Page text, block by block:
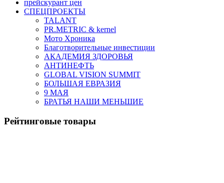
прейскурант цен
СПЕЦПРОЕКТЫ
TALANT
PR.METRIC & kernel
Мото Хроника
Благотворительные инвестиции
АКАДЕМИЯ ЗДОРОВЬЯ
АНТИНЕФТЬ
GLOBAL VISION SUMMIT
БОЛЬШАЯ ЕВРАЗИЯ
9 МАЯ
БРАТЬЯ НАШИ МЕНЬШИЕ
Рейтинговые товары